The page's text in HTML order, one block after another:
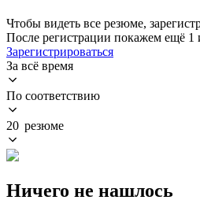
Чтобы видеть все резюме,
После регистрации покажем ещё 1
Зарегистрироваться
За всё время
По соответствию
20 резюме
Ничего не нашлось